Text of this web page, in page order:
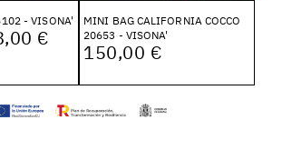
- VISONA'
€
MINI BAG CALIFORNIA COCCO
20653 - VISONA'
150,00 €